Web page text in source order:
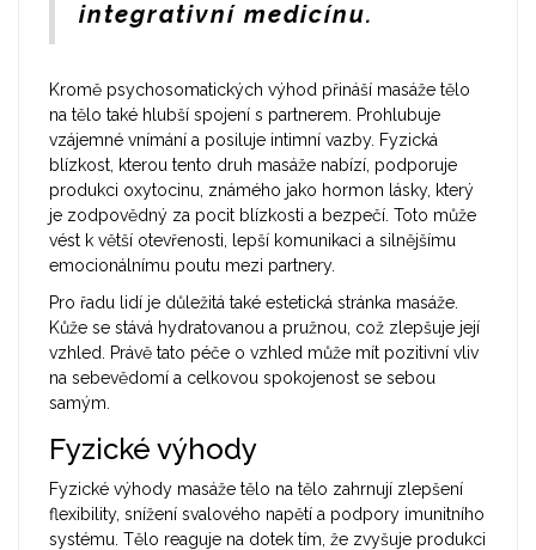
integrativní medicínu.
Kromě psychosomatických výhod přináší masáže tělo
na tělo také hlubší spojení s partnerem. Prohlubuje
vzájemné vnímání a posiluje intimní vazby. Fyzická
blízkost, kterou tento druh masáže nabízí, podporuje
produkci oxytocinu, známého jako hormon lásky, který
je zodpovědný za pocit blízkosti a bezpečí. Toto může
vést k větší otevřenosti, lepší komunikaci a silnějšímu
emocionálnímu poutu mezi partnery.
Pro řadu lidí je důležitá také estetická stránka masáže.
Kůže se stává hydratovanou a pružnou, což zlepšuje její
vzhled. Právě tato péče o vzhled může mít pozitivní vliv
na sebevědomí a celkovou spokojenost se sebou
samým.
Fyzické výhody
Fyzické výhody masáže tělo na tělo zahrnují zlepšení
flexibility, snížení svalového napětí a podpory imunitního
systému. Tělo reaguje na dotek tím, že zvyšuje produkci